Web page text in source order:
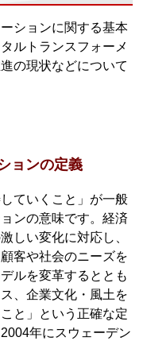
ションに関する基本
ルトランスフォーメ
の現状などについて
ョンの定義
ていくこと」が一般
ンの意味です。経済
しい変化に対応し、
客や社会のニーズを
ルを変革するととも
、企業文化・風土を
と」という正確な定
年にスウェーデン